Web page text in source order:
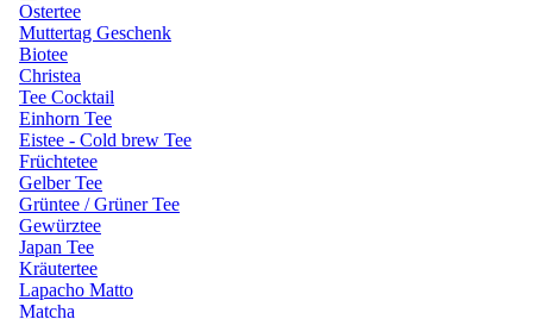
Ostertee
Muttertag Geschenk
Biotee
Christea
Tee Cocktail
Einhorn Tee
Eistee - Cold brew Tee
Früchtetee
Gelber Tee
Grüntee / Grüner Tee
Gewürztee
Japan Tee
Kräutertee
Lapacho Matto
Matcha